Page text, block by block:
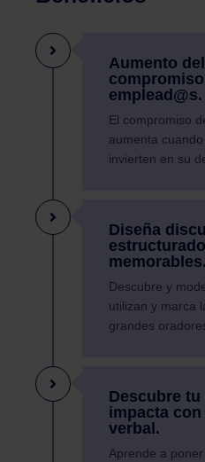
Aumento
emplead@s.
El compromiso
aumenta
invierten en su
Diseña
memorables.
Descubre y
utilizan y marca
grandes
Descubre
impacta
verbal.
Aprende a